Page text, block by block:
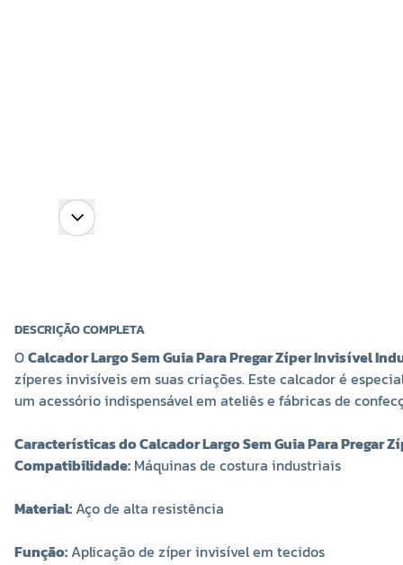
DESCRIÇÃO COMPLETA
OCalcador Largo Sem Guia Para Pregar Zíper Invisível
zíperes invisíveis em suas criações. Este calcador é
um acessório indispensável em ateliês e fábricas de
Características do Calcador Largo Sem Guia Para Pregar
Compatibilidade: Máquinas de costura industriais
Material: Aço de alta resistência
Função: Aplicação de zíper invisível em tecidos